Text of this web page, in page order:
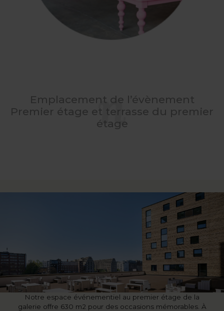
Emplacement de l’évènement
Premier étage et terrasse du premier
étage
Notre espace événementiel au premier étage de la
galerie offre 630 m2 pour des occasions mémorables. À